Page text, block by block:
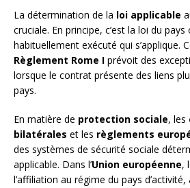
La détermination de la loi applicable
cruciale. En principe, c’est la loi du
habituellement exécuté qui s’applique.
Règlement Rome I prévoit des
lorsque le contrat présente des liens
pays.
En matière de protection sociale, les
bilatérales et les règlements
des systèmes de sécurité sociale
applicable. Dans l’Union européenne,
l’affiliation au régime du pays